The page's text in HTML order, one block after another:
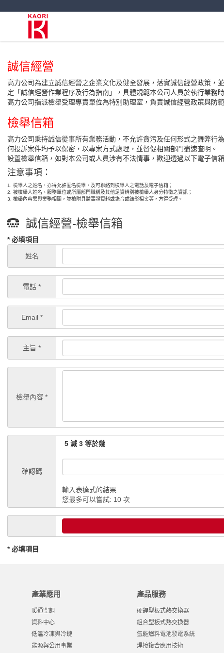
誠信經營
高力公司為建立誠信經營之企業文化及健全發展，落實誠信經營政策
定「誠信經營作業程序及行為指南」，具體規範本公司人員於執行業務
高力公司指派檢舉受理專責單位為特別助理室，負責誠信經營政策與
檢舉信箱
高力公司秉持誠信從事所有業務活動，不允許貪污及任何形式之舞弊
何投訴案件均予以保密，以專案方式處理，並督促相關部門盡速查明。
設置檢舉信箱，如對本公司或人員涉有不法情事，歡迎透過以下電子信
注意事項：
1. 檢舉人之姓名，亦得允許匿名檢舉，及可聯絡到檢舉人之電話及電子信箱；
2. 被檢舉人姓名、服務單位或所屬部門職稱及其他足資辨別被檢舉人身分特徵之資訊；
3. 檢舉內容需與業務相關，並檢附具體事證資料或錄音或錄影檔案等，方得受理。
誠信經營-檢舉信箱
* 必填項目
姓名
電話 *
Email *
主旨 *
檢舉內容 *
確認碼
5 減 3 等於幾
輸入表達式的結果
您最多可以嘗試: 10 次
* 必填項目
產業應用
暖通空調
資料中心
低溫冷凍與冷鏈
能源與公用事業
產品服務
硬銲型板式熱交換器
組合型板式熱交換器
氫能燃料電池發電系統
焊接複合應用技術